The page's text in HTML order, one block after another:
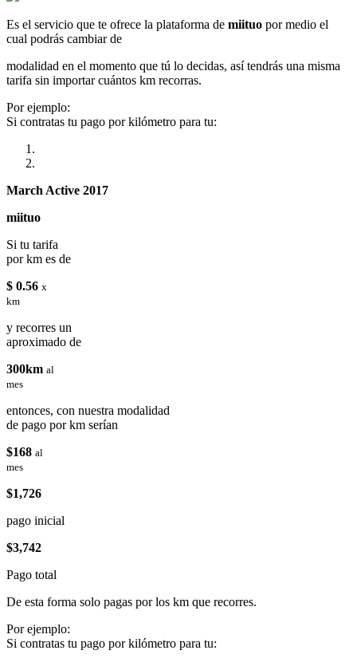
Es el servicio que te ofrece la plataforma de miituo por medio el
cual podrás cambiar de
modalidad en el momento que tú lo decidas, así tendrás una misma
tarifa sin importar cuántos km recorras.
Por ejemplo:
Si contratas tu pago por kilómetro para tu:
March Active 2017
miituo
Si tu tarifa
por km es de
$ 0.56 x
km
y recorres un
aproximado de
300km al
mes
entonces, con nuestra modalidad
de pago por km serían
$168 al
mes
$1,726
pago inicial
$3,742
Pago total
De esta forma solo pagas por los km que recorres.
Por ejemplo:
Si contratas tu pago por kilómetro para tu: